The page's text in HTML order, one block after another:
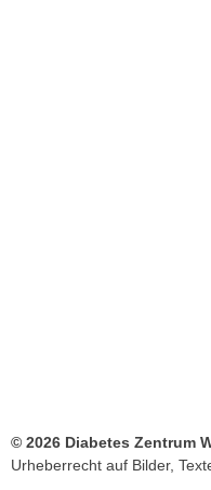
© 2026 Diabetes Zentrum
Urheberrecht auf Bilder,